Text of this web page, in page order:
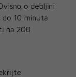
o debljini
10 minuta
na 200